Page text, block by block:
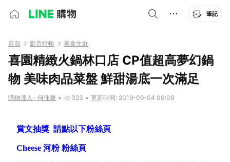
筆記
首頁 影音特輯 美食生鮮
喜園精緻火鍋林口店 CP值超高夢幻鍋
物 美味肉品菜盤 鮮甜湯底一次滿足
購物達人- 何佳馨 • 323 • 更新時間: 2019-09-04 00:09
賞文抽獎 請點以下粉絲頁
Cheese 河粉 粉絲頁